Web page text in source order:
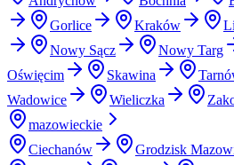
Gorlice
Kraków
Nowy Sącz
Nowy Targ
Oświęcim
Skawina
Wadowice
Wieliczka
mazowieckie
Ciechanów
Grodzisk